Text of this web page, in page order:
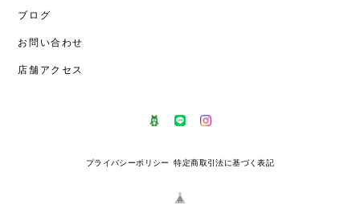
ブログ
お問い合わせ
店舗アクセス
プライバシーポリシー 特定商取引法に基づく表記